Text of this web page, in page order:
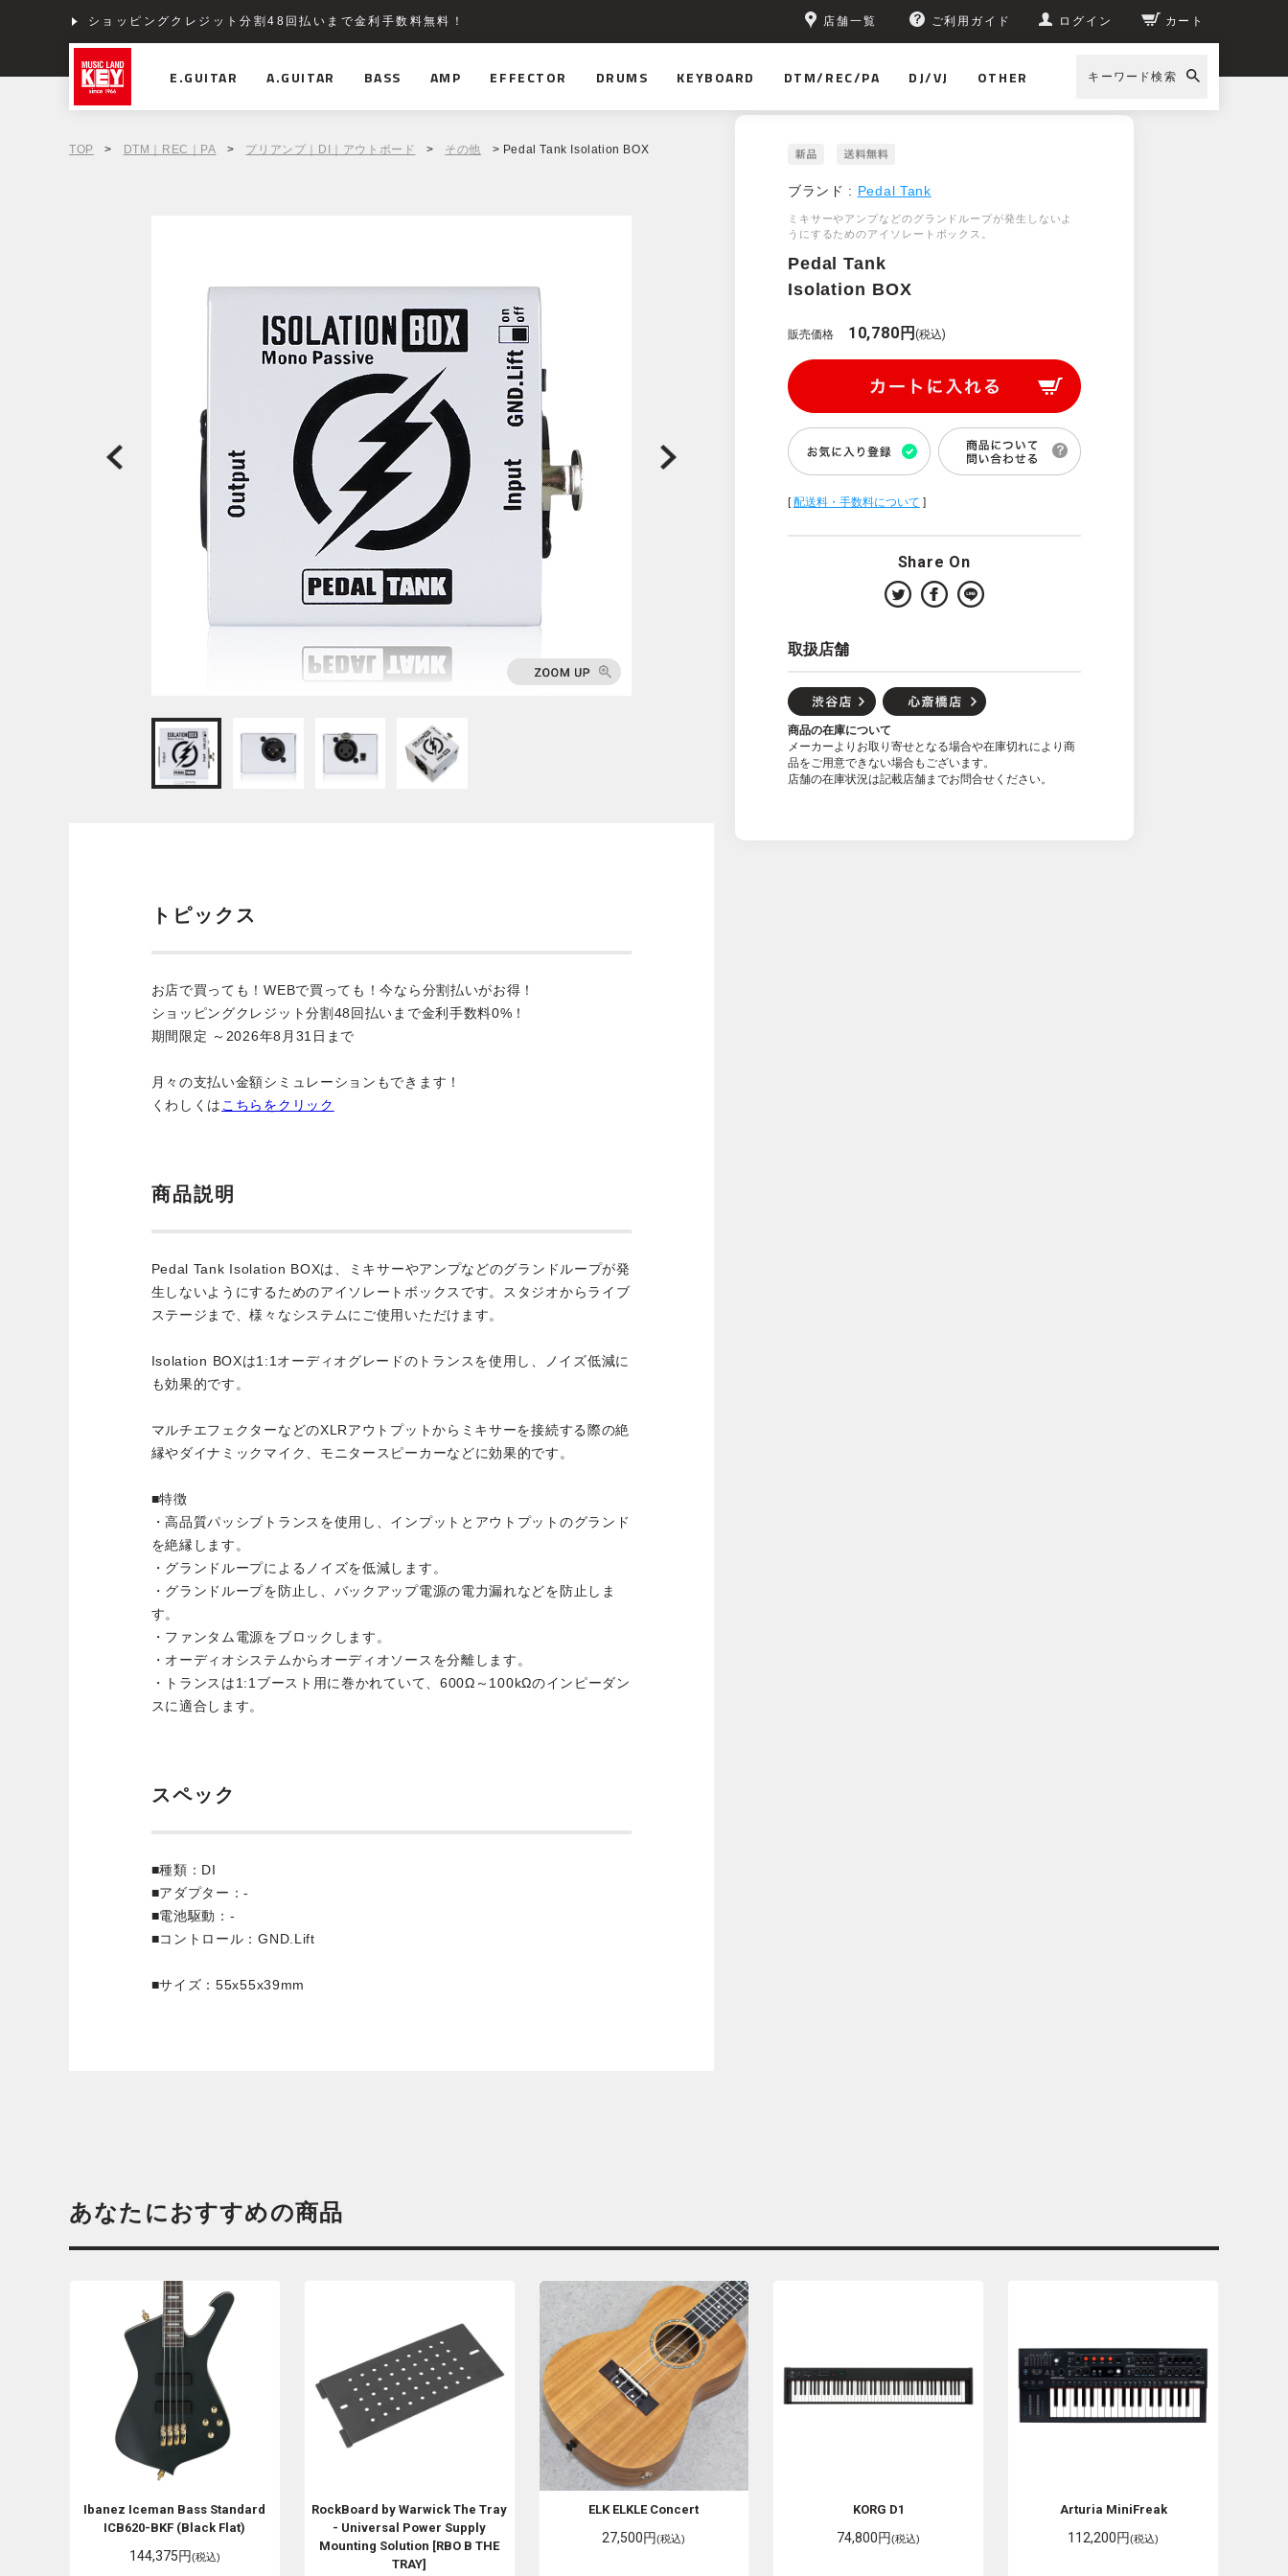
ショッピングクレジット分割48回払いまで金利手数料無料！ 店舗一覧 ご利用ガイド ログイン カート
E.GUITAR A.GUITAR BASS AMP EFFECTOR DRUMS KEYBOARD DTM/REC/PA DJ/VJ OTHER キーワード検索
TOP > DTM｜REC｜PA > プリアンプ｜DI｜アウトボード > その他 > Pedal Tank Isolation BOX
ブランド : Pedal Tank
ミキサーやアンプなどのグランドループが発生しないよ
うにするためのアイソレートボックス。
Pedal Tank
Isolation BOX
販売価格 10,780円(税込)
[配送料・手数料について ]
Share On
取扱店舗
商品の在庫について
メーカーよりお取り寄せとなる場合や在庫切れにより商
品をご用意できない場合もございます。
店舗の在庫状況は記載店舗までお問合せください。
トピックス
お店で買っても！WEBで買っても！今なら分割払いがお得！
ショッピングクレジット分割48回払いまで金利手数料0%！
期間限定 ～2026年8月31日まで
月々の支払い金額シミュレーションもできます！
くわしくは こちらをクリック
商品説明
Pedal Tank Isolation BOXは、ミキサーやアンプなどのグランドループが発
生しないようにするためのアイソレートボックスです。スタジオからライブ
ステージまで、様々なシステムにご使用いただけます。
Isolation BOXは1:1オーディオグレードのトランスを使用し、ノイズ低減に
も効果的です。
マルチエフェクターなどのXLRアウトプットからミキサーを接続する際の絶
縁やダイナミックマイク、モニタースピーカーなどに効果的です。
■特徴
・高品質パッシブトランスを使用し、インプットとアウトプットのグランド
を絶縁します。
・グランドループによるノイズを低減します。
・グランドループを防止し、バックアップ電源の電力漏れなどを防止しま
す。
・ファンタム電源をブロックします。
・オーディオシステムからオーディオソースを分離します。
・トランスは1:1ブースト用に巻かれていて、600Ω～100kΩのインピーダン
スに適合します。
スペック
■種類：DI
■アダプター：-
■電池駆動：-
■コントロール：GND.Lift
■サイズ：55x55x39mm
あなたにおすすめの商品
Ibanez Iceman Bass Standard
ICB620-BKF (Black Flat)
144,375円(税込)
RockBoard by WarwickThe Tray
- Universal Power Supply
Mounting Solution [RBO B THE
TRAY]
ELK ELKLE Concert
27,500円(税込)
KORG D1
74,800円(税込)
Arturia MiniFreak
112,200円(税込)